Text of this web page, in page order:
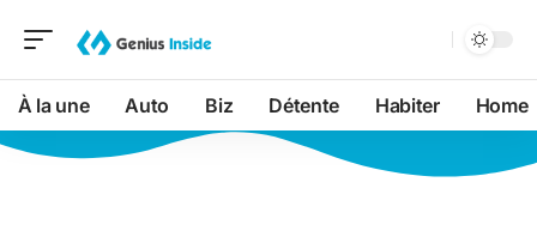
À la une Auto Biz Détente Habiter Home